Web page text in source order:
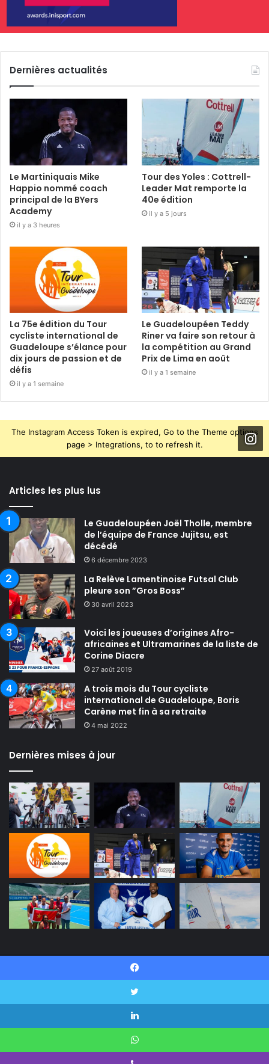
Dernières actualités
Le Martiniquais Mike
Happio nommé coach
principal de la BYers
Academy
il y a 3 heures
Tour des Yoles : Cottrell-
Leader Mat remporte la
40e édition
il y a 5 jours
La 75e édition du Tour
cycliste international de
Guadeloupe s’élance pour
dix jours de passion et de
défis
il y a 1 semaine
Le Guadeloupéen Teddy
Riner va faire son retour à
la compétition au Grand
Prix de Lima en août
il y a 1 semaine
The Instagram Access Token is expired, Go to the Theme options
page > Integrations, to to refresh it.
Articles les plus lus
Le Guadeloupéen Joël Tholle, membre
de l’équipe de France Jujitsu, est
décédé
6 décembre 2023
La Relève Lamentinoise Futsal Club
pleure son ”Gros Boss”
30 avril 2023
Voici les joueuses d’origines Afro-
africaines et Ultramarines de la liste de
Corine Diacre
27 août 2019
A trois mois du Tour cycliste
international de Guadeloupe, Boris
Carène met fin à sa retraite
4 mai 2022
Dernières mises à jour
Politique de confidentialité
Facebook
TwitterLinkedinYouTubeInstagramSnapchat
Facebook
Twitter
Linkedin
WhatsApp